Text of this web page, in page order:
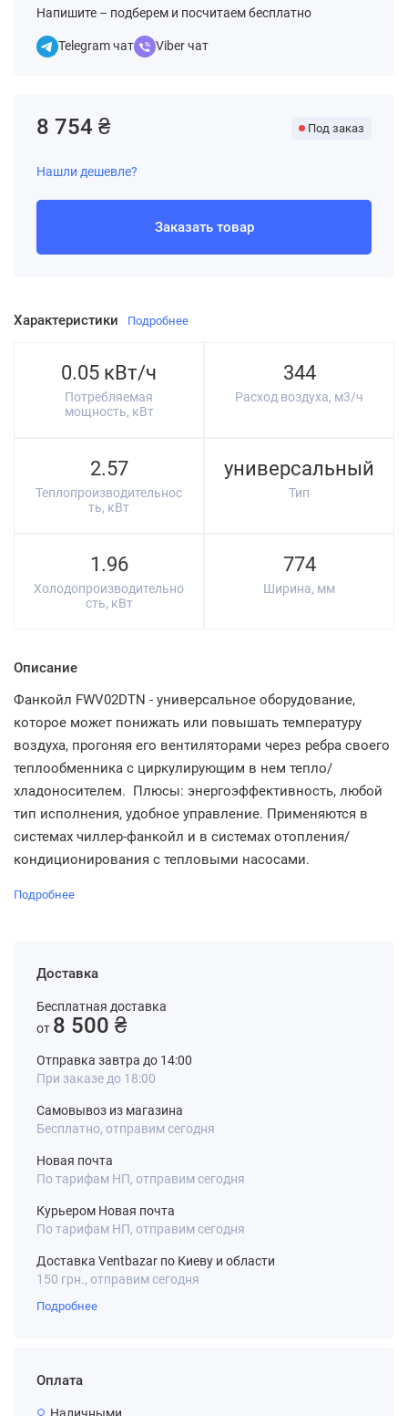
Напишите – подберем и посчитаем бесплатно
Telegram чат Viber чат
Характеристики Подробнее
0.05 кВт/ч
Потребляемая
мощность, кВт
344
Расход воздуха, м3/ч
2.57
Теплопроизводительнос
ть, кВт
универсальный
Тип
1.96
Холодопроизводительно
сть, кВт
774
Ширина, мм
Описание
Фанкойл FWV02DTN - универсальное оборудование,
которое может понижать или повышать температуру
воздуха, прогоняя его вентиляторами через ребра своего
теплообменника с циркулирующим в нем тепло/
хладоносителем. Плюсы: энергоэффективность, любой
тип исполнения, удобное управление. Применяются в
системах чиллер-фанкойл и в системах отопления/
кондиционирования с тепловыми насосами.
Подробнее
Доставка
Бесплатная доставка
от 8 500 ₴
Отправка завтра до 14:00
При заказе до 18:00
Самовывоз из магазина
Бесплатно, отправим сегодня
Новая почта
По тарифам НП, отправим сегодня
Курьером Новая почта
По тарифам НП, отправим сегодня
Доставка Ventbazar по Киеву и области
150 грн., отправим сегодня
Подробнее
Оплата
8 754 ₴ Под заказ
Нашли дешевле?
Заказать товар